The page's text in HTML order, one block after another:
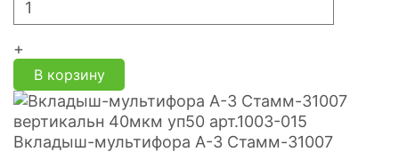
+
В корзину
Вкладыш-мультифора А-3 Стамм-31007